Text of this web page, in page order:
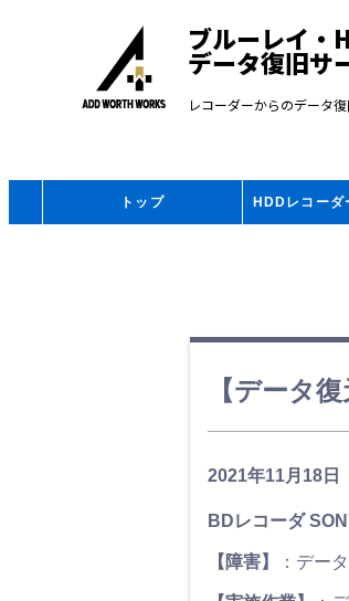
ブルーレイ・
データ復旧サ
レコーダーからのデータ
トップ HDDレコーダ
【データ
2021年11月18日
BDレコーダ
【障害】 ：デー